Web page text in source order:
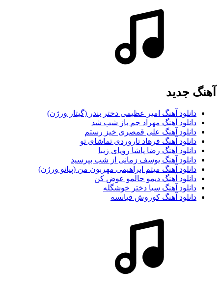
آهنگ جديد
دانلود آهنگ امیر عظیمی دختر بندر (گیتار ورژن)
دانلود آهنگ مهراد جم باز شب شد
دانلود آهنگ علی قمصری خیز رستم
دانلود آهنگ فرهاد تاروردی تماشای تو
دانلود آهنگ رضا پاشا رویای زیبا
دانلود آهنگ یوسف زمانی از شب بپرسید
دانلود آهنگ میثم ابراهیمی مهربون من (پیانو ورژن)
دانلود آهنگ دیمو حالمو عوض کن
دانلود آهنگ سیا دختر خوشگله
دانلود آهنگ کوروش فیانسه